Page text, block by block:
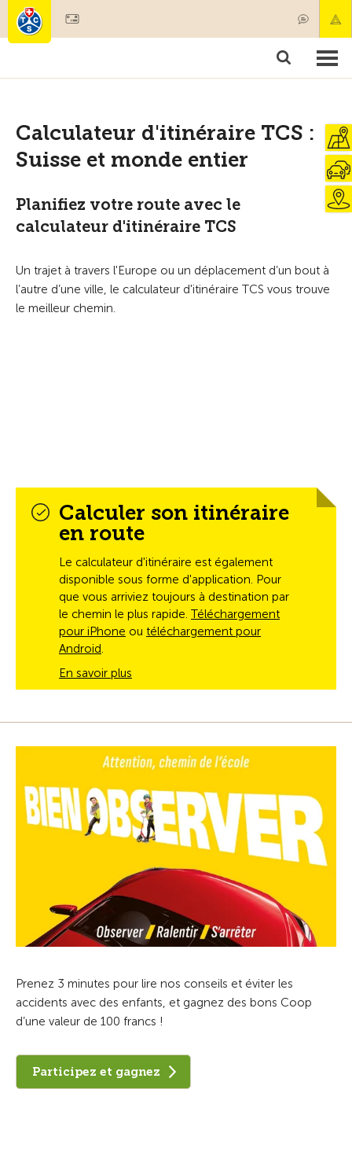
Membres & prestations
Calculateur d'itinéraire TCS :
Suisse et monde entier
Planifiez votre route avec le
calculateur d'itinéraire TCS
Un trajet à travers l'Europe ou un déplacement d’un bout à
l’autre d’une ville, le calculateur d'itinéraire TCS vous trouve
le meilleur chemin.
Calculer son itinéraire
en route
Le calculateur d'itinéraire est également
disponible sous forme d'application. Pour
que vous arriviez toujours à destination par
le chemin le plus rapide. Téléchargement
pour iPhone ou téléchargement pour
Android.
En savoir plus
Prenez 3 minutes pour lire nos conseils et éviter les
accidents avec des enfants, et gagnez des bons Coop
d’une valeur de 100 francs !
Participez et gagnez